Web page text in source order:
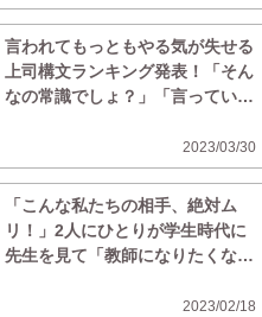
言われてもっともやる気が失せる
上司構文ランキング発表！「そん
なの常識でしょ？」「言っている
2023/03/30
「こんな私たちの相手、絶対ム
リ！」2人にひとりが学生時代に
先生を見て「教師になりたくな
2023/02/18